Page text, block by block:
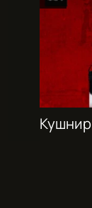
Кушнир